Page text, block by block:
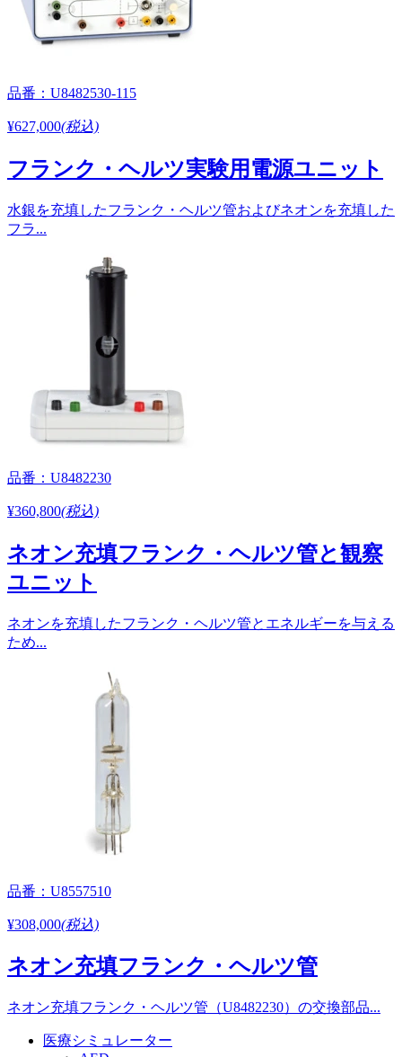
品番：U8482530-115
¥627,000(税込)
フランク・ヘルツ実験用電源ユニット
水銀を充填したフランク・ヘルツ管およびネオンを充填した
フラ...
品番：U8482230
¥360,800(税込)
ネオン充填フランク・ヘルツ管と観察
ユニット
ネオンを充填したフランク・ヘルツ管とエネルギーを与える
ため...
品番：U8557510
¥308,000(税込)
ネオン充填フランク・ヘルツ管
ネオン充填フランク・ヘルツ管（U8482230）の交換部品...
医療シミュレーター